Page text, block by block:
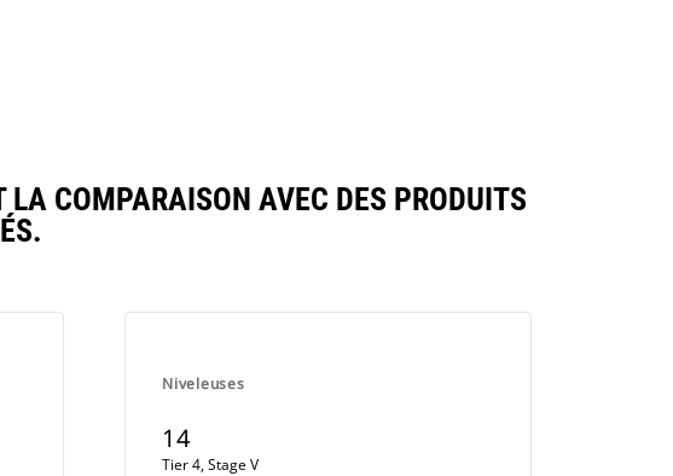
COMPARAISON AVEC DES PRODUITS
Niveleuses
14
Tier 4, Stage V